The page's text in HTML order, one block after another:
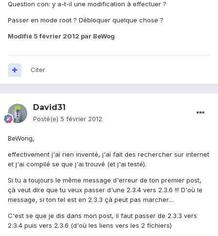
Question con: y a-t-il une modification à effectuer ?
Passer en mode root ? Débloquer quelque chose ?
Modifié 5 février 2012 par BeWog
Citer
David31
Posté(e) 5 février 2012
BeWong,
effectivement j'ai rien inventé, j'ai fait des rechercher sur internet
et j'ai compilé se que j'ai trouvé (et j'ai testé).
Si tu a toujours le même message d'erreur de ton premier post,
çà veut dire que tu veux passer d'une 2.3.4 vers 2.3.6 !!! D'où le
message, si ton tel est en 2.3.3 çà peut pas marcher....
C'est se que je dis dans mon post, il faut passer de 2.3.3 vers
2.3.4 puis vers 2.3.6 (d'où les liens vers les 2 fichiers)